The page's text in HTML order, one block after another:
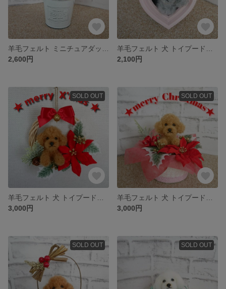
2,600円
2,100円
SOLD OUT
3,000円
SOLD OUT
3,000円
SOLD OUT SOLD OUT